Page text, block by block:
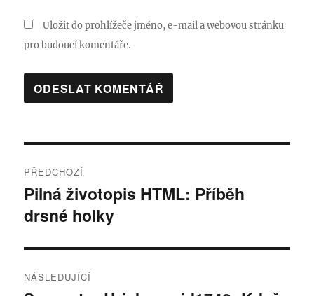
Uložit do prohlížeče jméno, e-mail a webovou stránku
pro budoucí komentáře.
pro
příspěvek
PŘEDCHOZÍ
Předchozí
příspěvek:
Pilná životopis HTML: Příběh
drsné holky
NÁSLEDUJÍCÍ